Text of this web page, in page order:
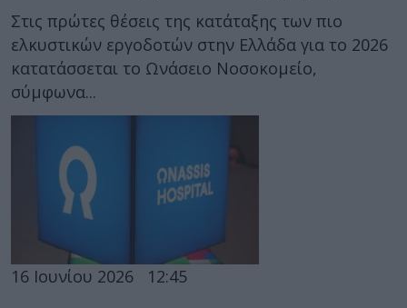
Στις πρώτες θέσεις της κατάταξης των πιο
ελκυστικών εργοδοτών στην Ελλάδα για το 2026
κατατάσσεται το Ωνάσειο Νοσοκομείο,
σύμφωνα...
16 Ιουνίου 2026 12:45